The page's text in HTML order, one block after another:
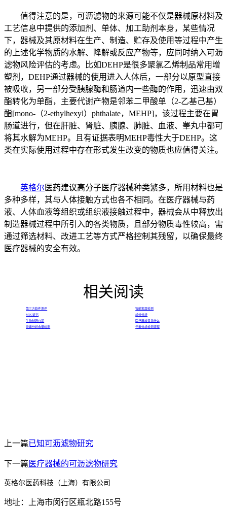
值得注意的是，可沥滤物的来源可能不仅是器械原材料及
工艺信息中提供的添加剂、单体、加工助剂本身，某些情况
下，器械及其原材料在生产、制造、贮存及使用等过程中产生
的上述化学物质的水解、降解或反应产物等，应同时纳入可沥
滤物风险评估的考虑。比如DEHP是很多聚氯乙烯制品常用增
塑剂，DEHP通过器械的使用进入人体后，一部分以原型直接
被吸收，另一部分受胰腺酶和肠道内一些酶的作用，迅速由双
酯转化为单酯，主要代谢产物是邻苯二甲酸单（2-乙基己基）
酯[mono-（2-ethylhexyl）phthalate，MEHP]，该过程主要在胃
肠道进行，但在肝脏、肾脏、胰腺、肺脏、血液、睾丸中都可
将其水解为MEHP。且有证据表明MEHP毒性大于DEHP。这
类在实际使用过程中存在形式发生改变的物质也应值得关注。
英格尔 医药建议高分子医疗器械种类繁多，所用材料也是
多种多样，其与人体接触方式也各不相同。在医疗器械与药
液、人体血液等组织或组织液接触过程中，器械会从中释放出
制造器械过程中所引入的各类物质，且部分物质毒性较高，需
通过筛选材料、改进工艺等方式严格控制其残留，以确保最终
医疗器械的安全有效。
相关阅读
第三方软件测评
智能家居检测
MTC证书
成分分析
生物制药公司
医疗器械是指什么
元素分析含量检测
元素分析检测流程
上一篇已知可沥滤物研究
下一篇 医疗器械的可沥滤物研究
英格尔医药科技（上海）有限公司
地址：上海市闵行区瓶北路155号